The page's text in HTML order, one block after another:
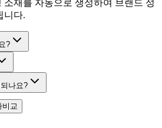
소재를 자동으로 생성하여 브랜드 성
니다.
?
나요?
비교